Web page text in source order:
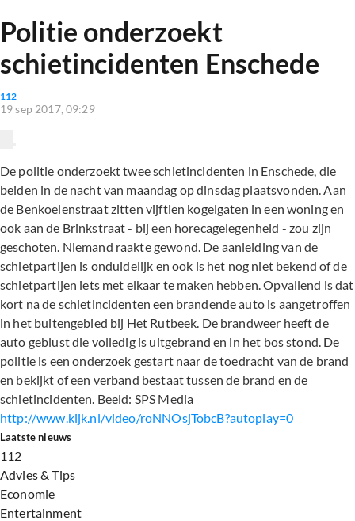
Politie onderzoekt
schietincidenten Enschede
112
19 sep 2017, 09:29
De politie onderzoekt twee schietincidenten in Enschede, die
beiden in de nacht van maandag op dinsdag plaatsvonden. Aan
de Benkoelenstraat zitten vijftien kogelgaten in een woning en
ook aan de Brinkstraat - bij een horecagelegenheid - zou zijn
geschoten. Niemand raakte gewond. De aanleiding van de
schietpartijen is onduidelijk en ook is het nog niet bekend of de
schietpartijen iets met elkaar te maken hebben. Opvallend is dat
kort na de schietincidenten een brandende auto is aangetroffen
in het buitengebied bij Het Rutbeek. De brandweer heeft de
auto geblust die volledig is uitgebrand en in het bos stond. De
politie is een onderzoek gestart naar de toedracht van de brand
en bekijkt of een verband bestaat tussen de brand en de
schietincidenten. Beeld: SPS Media
http://www.kijk.nl/video/roNNOsjTobcB?autoplay=0
Laatste nieuws
112
Advies & Tips
Economie
Entertainment